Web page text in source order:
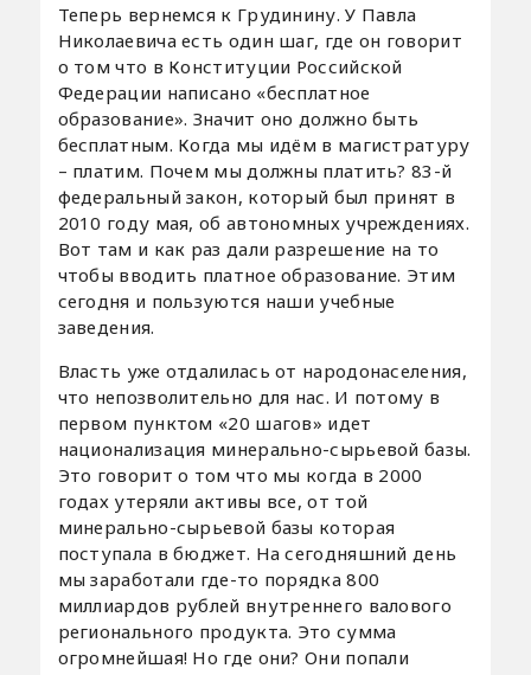
Теперь вернемся к Грудинину. У Павла
Николаевича есть один шаг, где он говорит
о том что в Конституции Российской
Федерации написано «бесплатное
образование». Значит оно должно быть
бесплатным. Когда мы идём в магистратуру
– платим. Почем мы должны платить? 83-й
федеральный закон, который был принят в
2010 году мая, об автономных учреждениях.
Вот там и как раз дали разрешение на то
чтобы вводить платное образование. Этим
сегодня и пользуются наши учебные
заведения.
Власть уже отдалилась от народонаселения,
что непозволительно для нас. И потому в
первом пунктом «20 шагов» идет
национализация минерально-сырьевой базы.
Это говорит о том что мы когда в 2000
годах утеряли активы все, от той
минерально-сырьевой базы которая
поступала в бюджет. На сегодняшний день
мы заработали где-то порядка 800
миллиардов рублей внутреннего валового
регионального продукта. Это сумма
огромнейшая! Но где они? Они попали